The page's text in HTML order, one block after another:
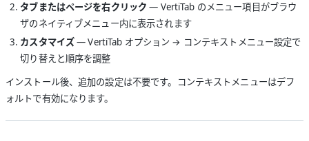
タブまたはページを右クリック — VertiTab のメニュー項目がブラウ
ザのネイティブメニュー内に表示されます
カスタマイズ— VertiTab オプション → コンテキストメニュー設定で
切り替えと順序を調整
インストール後、追加の設定は不要です。コンテキストメニューはデフ
ォルトで有効になります。